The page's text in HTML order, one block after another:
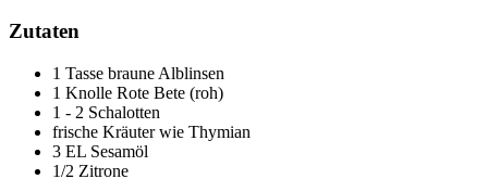
Zutaten
1 Tasse braune Alblinsen
1 Knolle Rote Bete (roh)
1 - 2 Schalotten
frische Kräuter wie Thymian
3 EL Sesamöl
1/2 Zitrone